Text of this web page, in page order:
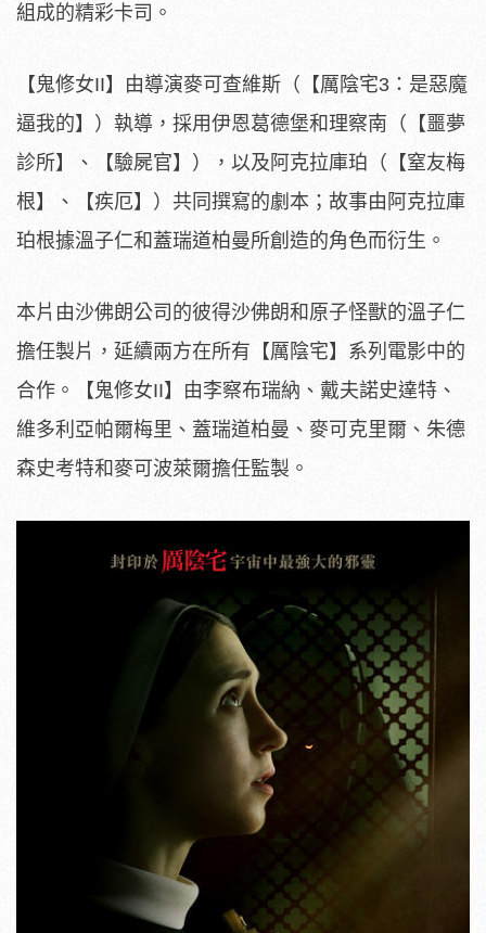
組成的精彩卡司。
【鬼修女II】由導演麥可查維斯（【厲陰宅3：是惡魔
逼我的】） 執導，採用伊恩葛德堡和理察南（【噩夢
診所】、【驗屍官】）， 以及阿克拉庫珀（【窒友梅
根】、【疾厄】）共同撰寫的劇本； 故事由阿克拉庫
珀根據溫子仁和蓋瑞道柏曼所創造的角色而衍生。
本片由沙佛朗公司的彼得沙佛朗和原子怪獸的溫子仁
擔任製片， 延續兩方在所有【厲陰宅】系列電影中的
合作。【鬼修女II】由李察布瑞納、戴夫諾史達特、
維多利亞帕爾梅里、蓋瑞道柏曼、麥可克里爾、朱德
森史考特和麥可波萊爾擔任監製。